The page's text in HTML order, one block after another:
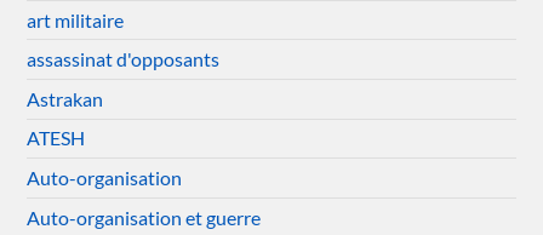
art militaire
assassinat d'opposants
Astrakan
ATESH
Auto-organisation
Auto-organisation et guerre